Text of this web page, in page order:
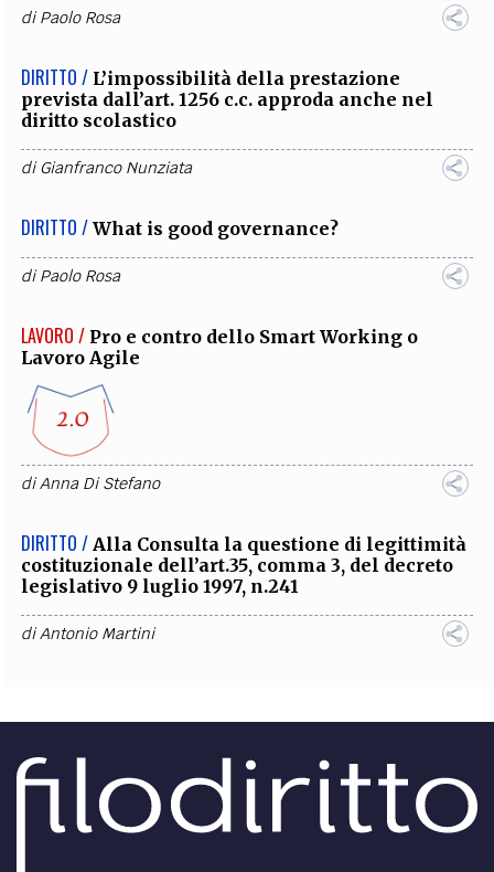
diPaolo Rosa
DIRITTO / L’impossibilità della prestazione
prevista dall’art. 1256 c.c. approda anche nel
diritto scolastico
diGianfranco Nunziata
DIRITTO / What is good governance?
diPaolo Rosa
LAVORO / Pro e contro dello Smart Working o
Lavoro Agile
diAnna Di Stefano
DIRITTO / Alla Consulta la questione di legittimità
costituzionale dell’art.35, comma 3, del decreto
legislativo 9 luglio 1997, n.241
diAntonio Martini